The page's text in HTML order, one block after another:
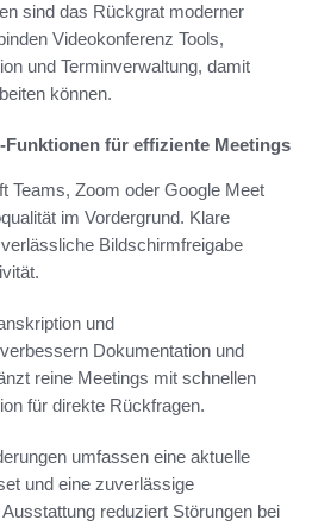
sind das Rückgrat moderner
Videokonferenz Tools,
und Terminverwaltung, damit
können.
Funktionen für effiziente Meetings
Teams, Zoom oder Google Meet
im Vordergrund. Klare
Bildschirmfreigabe
und
Dokumentation und
reine Meetings mit schnellen
für direkte Rückfragen.
umfassen eine aktuelle
und eine zuverlässige
reduziert Störungen bei